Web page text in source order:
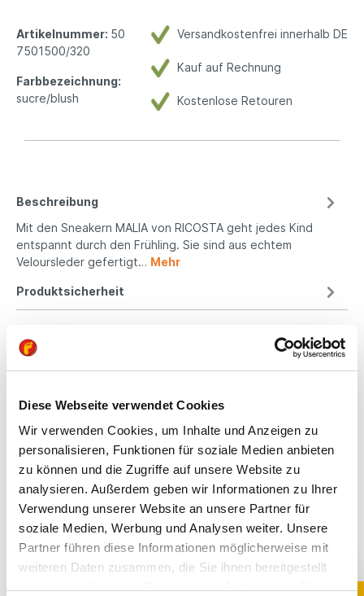
Diese Webseite verwendet Cookies
Wir verwenden Cookies, um Inhalte und Anzeigen zu
personalisieren, Funktionen für soziale Medien anbieten
zu können und die Zugriffe auf unsere Website zu
analysieren. Außerdem geben wir Informationen zu Ihrer
Verwendung unserer Website an unsere Partner für
soziale Medien, Werbung und Analysen weiter. Unsere
Partner führen diese Informationen möglicherweise mit
weiteren Daten zusammen, die Sie ihnen bereitgestellt
Versandkostenfrei innerhalb DE
Kauf auf Rechnung
Kostenlose Retouren
Artikelnummer: 50
7501500/320
Farbbezeichnung:
sucre/blush
Beschreibung
Mit den Sneakern MALIA von RICOSTA geht jedes Kind
entspannt durch den Frühling. Sie sind aus echtem
Veloursleder gefertigt… Mehr
Produktsicherheit
Kindgerechte
Passform
All unsere Schuhe sind
auf die Bedürfnisse
von Kindern
ausgerichtet. Sie
bieten optimalen Halt,
fördern die natürliche
sind aus
hochwertigen,
schadstoffgeprüften